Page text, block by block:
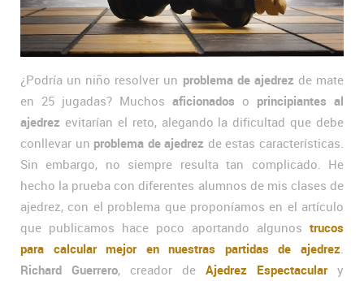
¿Podría un niño resolver un problema de ajedrez de mate
en 25 jugadas? Muchos aficionados o principiantes al
ajedrez evitarían el reto, alegando la dificultad que debe
conllevar un problema de ajedrez de estas características.
Sin embargo, no siempre resulta tan complicado. He
hecho la prueba con diferentes alumnos de mis clases de
ajedrez, con el problema que proponíamos en el artículo
que publicamos hace poco aportando algunos trucos
para calcular mejor en nuestras partidas de ajedrez
Richard Guerrero, creador de Ajedrez Espectaculary